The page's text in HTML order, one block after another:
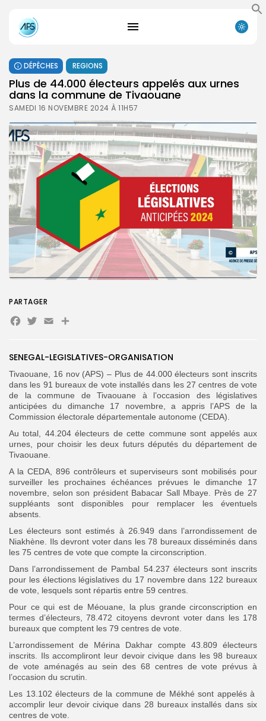
Search
for:
DÉPÊCHES REGIONS
Plus de 44.000 électeurs appelés aux urnes
dans la commune de Tivaouane
SAMEDI 16 NOVEMBRE 2024 À 11H57
SENEGAL-LEGISLATIVES-ORGANISATION
Tivaouane, 16 nov (APS) – Plus de 44.000 électeurs sont inscrits
dans les 91 bureaux de vote installés dans les 27 centres de vote
de la commune de Tivaouane à l’occasion des législatives
anticipées du dimanche 17 novembre, a appris l’APS de la
Commission électorale départementale autonome (CEDA).
Au total, 44.204 électeurs de cette commune sont appelés aux
urnes, pour choisir les deux futurs députés du département de
Tivaouane.
A la CEDA, 896 contrôleurs et superviseurs sont mobilisés pour
surveiller les prochaines échéances prévues le dimanche 17
novembre, selon son président Babacar Sall Mbaye. Près de 27
suppléants sont disponibles pour remplacer les éventuels
absents.
Les électeurs sont estimés à 26.949 dans l’arrondissement de
Niakhène. Ils devront voter dans les 78 bureaux disséminés dans
les 75 centres de vote que compte la circonscription.
Dans l’arrondissement de Pambal 54.237 électeurs sont inscrits
pour les élections législatives du 17 novembre dans 122 bureaux
de vote, lesquels sont répartis entre 59 centres.
Pour ce qui est de Méouane, la plus grande circonscription en
termes d’électeurs, 78.472 citoyens devront voter dans les 178
bureaux que comptent les 79 centres de vote.
L’arrondissement de Mérina Dakhar compte 43.809 électeurs
inscrits. Ils accompliront leur devoir civique dans les 98 bureaux
de vote aménagés au sein des 68 centres de vote prévus à
l’occasion du scrutin.
Les 13.102 électeurs de la commune de Mékhé sont appelés à
accomplir leur devoir civique dans 28 bureaux installés dans six
centres de vote.
PARTAGER
Facebook
Twitter
EmailPartager